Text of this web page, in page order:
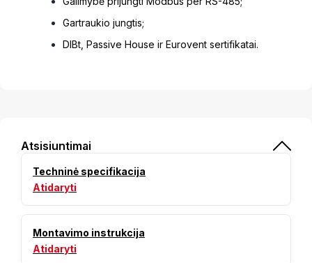
Gartraukio jungtis;
DIBt, Passive House ir Eurovent sertifikatai.
Atsisiuntimai
Techninė specifikacija
Atidaryti
Montavimo instrukcija
Atidaryti